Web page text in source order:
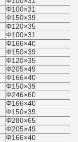
Φ100×31
Φ150×39
Φ120×35
Φ100×31
Φ166×40
Φ150×39
Φ120×35
Φ205×49
Φ166×40
Φ150×39
Φ246×60
Φ166×40
Φ150×39
Φ280×65
Φ205×49
Φ166×40